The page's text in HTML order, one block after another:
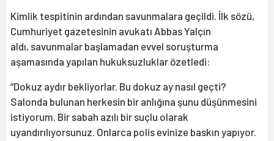
Kimlik tespitinin ardından savunmalara geçildi. İlk sözü,
Cumhuriyet gazetesinin avukatı Abbas Yalçın
aldı, savunmalar başlamadan evvel soruşturma
aşamasında yapılan hukuksuzluklar özetledi:
“Dokuz aydır bekliyorlar. Bu dokuz ay nasıl geçti?
Salonda bulunan herkesin bir anlığına şunu düşünmesini
istiyorum. Bir sabah azılı bir suçlu olarak
uyandırılıyorsunuz. Onlarca polis evinize baskın yapıyor.